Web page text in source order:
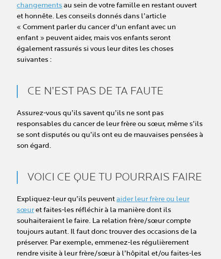
changementsau sein de votre famille en restant ouvert
et honnête. Les conseils donnés dans l’article
« Comment parler du cancer d'un enfant avec un
enfant » peuvent aider, mais vos enfants seront
également rassurés si vous leur dites les choses
suivantes :
CE N’EST PAS DE TA FAUTE
Assurez-vous qu’ils savent qu’ils ne sont pas
responsables du cancer de leur frère ou sœur, même s’ils
se sont disputés ou qu’ils ont eu de mauvaises pensées à
son égard.
VOICI CE QUE TU POURRAIS FAIRE
Expliquez-leur qu’ils peuventaider leur frère ou leur
sœuret faites-les réfléchir à la manière dont ils
souhaiteraient le faire. La relation frère/sœur compte
toujours autant. Il faut donc trouver des occasions de la
préserver. Par exemple, emmenez-les régulièrement
rendre visite à leur frère/sœur à l’hôpital et/ou faites-les